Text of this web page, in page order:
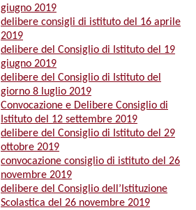
giugno 2019
delibere consigli di istituto del 16 aprile
2019
delibere del Consiglio di Istituto del 19
giugno 2019
delibere del Consiglio di Istituto del
giorno 8 luglio 2019
Convocazione e Delibere Consiglio di
Istituto del 12 settembre 2019
delibere del Consiglio di Istituto del 29
ottobre 2019
convocazione consiglio di istituto del 26
novembre 2019
delibere del Consiglio dell’Istituzione
Scolastica del 26 novembre 2019